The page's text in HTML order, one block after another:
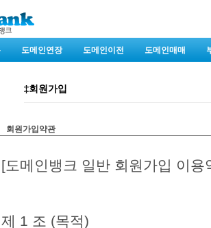
도메인연장 도메인이전 도메인매매
‡회원가입
회원가입약관